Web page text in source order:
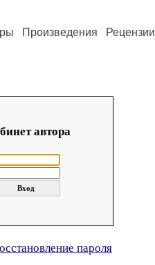
Произведения Рецензии
автора
пароля